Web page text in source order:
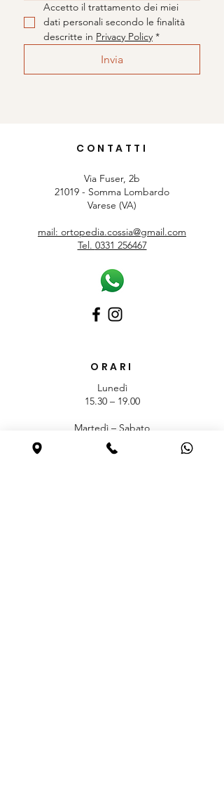
Accetto il trattamento dei miei
dati personali secondo le finalità
descritte in Privacy Policy *
Invia
CONTATTI
Via Fuser, 2b
21019 - Somma Lombardo
Varese (VA)
mail: ortopedia.cossia@gmail.com
Tel. 0331 256467
ORARI
Lunedì
15.30 – 19.00
Martedì – Sabato
9.00 – 12.30 / 15.30 – 19.00